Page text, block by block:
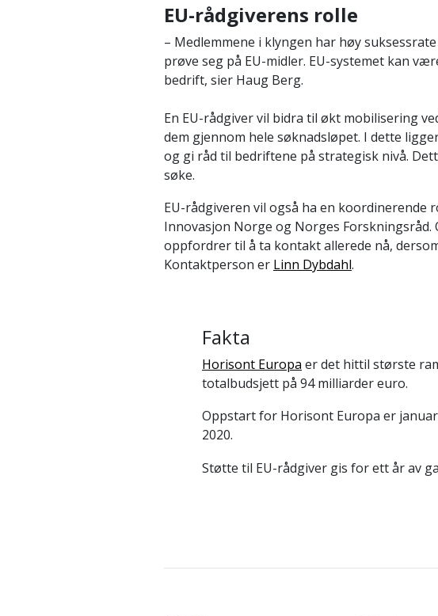
EU-rådgiverens rolle
– Medlemmene i klyngen har høy
prøve seg på EU-midler. EU-systemet kan
bedrift, sier Haug Berg.
En EU-rådgiver vil bidra til økt mobilisering
dem gjennom hele søknadsløpet. I dette
og gi råd til bedriftene på strategisk nivå.
søke.
EU-rådgiveren vil også ha en koordinerende
Innovasjon Norge og Norges
oppfordrer til å ta kontakt allerede nå,
Kontaktperson er Linn Dybdahl.
Fakta
Horisont Europa er det hittil største
totalbudsjett på 94 milliarder euro.
Oppstart for Horisont Europa er
2020.
Støtte til EU-rådgiver gis for ett år av